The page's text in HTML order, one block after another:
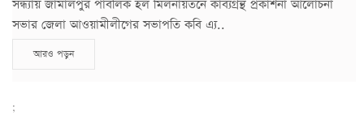
সন্ধ্যায় জামালপুর পাবলিক হল মিলনায়তনে কাব্যগ্রন্থ প্রকাশনা আলোচনা
সভার জেলা আওয়ামীলীগের সভাপতি কবি এ্য..
আরও পড়ুন
;